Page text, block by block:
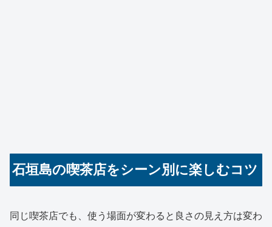
石垣島の喫茶店をシーン別に楽しむコツ
同じ喫茶店でも、使う場面が変わると良さの見え方は変わ